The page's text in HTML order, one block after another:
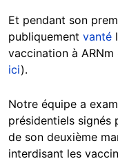
Et pendant son
publiquement vanté
vaccination à
ici).
Notre équipe a
présidentiels signés
de son deuxième
interdisant les